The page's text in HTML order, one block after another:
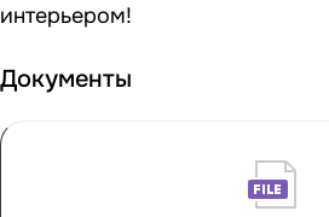
интерьером!
Документы